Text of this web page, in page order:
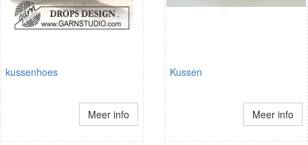
kussenhoes
Meer info
Kussen
Meer info